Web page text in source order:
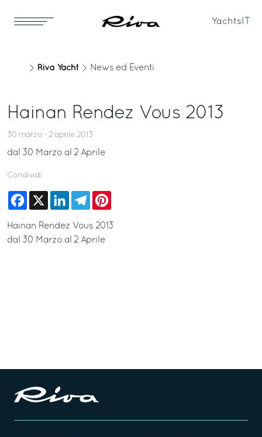
Yachts
Riva Yacht News ed Eventi
Hainan Rendez Vous 2013
30 marzo - 2 aprile 2013
dal 30 Marzo al 2 Aprile
Condividi:
Facebook
X LinkedInTelegram
Hainan Rendez Vous 2013
dal 30 Marzo al 2 Aprile